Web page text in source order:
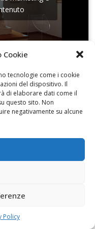
Cookie
tecnologie come i cookie
del dispositivo. Il
di elaborare dati come il
questo sito. Non
negativamente su alcune
Policy
marketing e